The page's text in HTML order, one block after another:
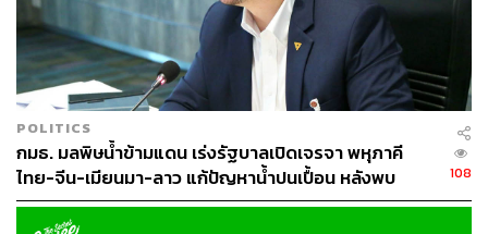
นอกจากการหารือร่วมกันในการประชุมแล้ว สทนช. ยังได้
เชิญผู้แทนจากประเทศสมาชิกลงพื้นที่แลกเปลี่ยนข้อมูล และ
รับฟังสภาพปัญหาที่เกิดขึ้นจากระดับน้ำโขงที่ขึ้นลงอย่าง
รวดเร็ว ซึ่งส่งผลต่อวิถีชีวิตอาชีพของประชาชนริมฝั่งโขง ทั้ง
การอุปโภค-บริโภค กิจกรรมทางเศรษฐกิจในระดับชุมชน
พลังงาน คมนาคม ฯลฯ
POLITICS
กมธ. มลพิษน้ำข้ามแดน เร่งรัฐบาลเปิดเจรจา พหุภาคี
ไทย-จีน-เมียนมา-ลาว แก้ปัญหาน้ำปนเปื้อน หลังพบ
สารหนูพุ่งขึ้นเกินค่าปลอดภัย 30 เท่า
108